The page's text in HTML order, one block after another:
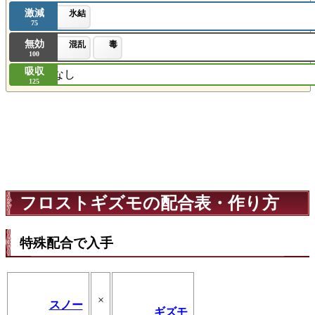
激減
75
氷結
無効
100
混乱 毒
吸収
125
なし
フロストギズモの配合表・作り方
特殊配合で入手
スノー
×
ギズモ